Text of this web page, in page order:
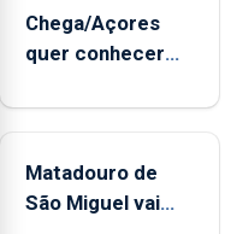
uma
harpa,
permitindo
reforçar
Chega/Açores
quer conhecer
controlar a dívida
Matadouro de
São Miguel vai